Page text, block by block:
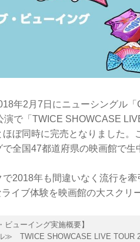
年2月7日にニューシングル
演で「TWICE SHOWCASE
ぼ同時に完売となりました
全国47都道府県の映画館で生
2018年も間違いなく流行を
ライブ体験を映画館の大スク
ビューイング実施概要】
≫ TWICE SHOWCASE LIVE TOUR